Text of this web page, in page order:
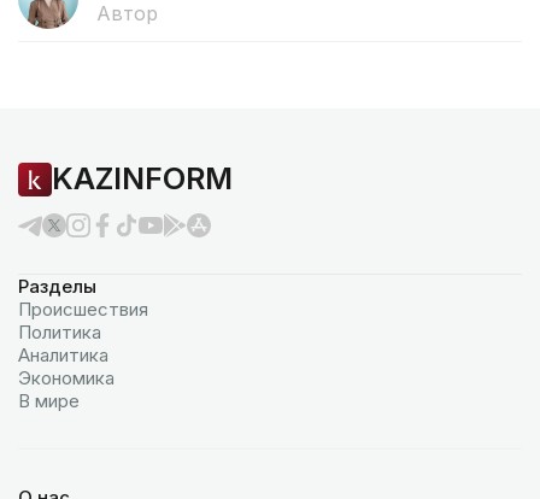
Автор
KAZINFORM
Разделы
Происшествия
Политика
Аналитика
Экономика
В мире